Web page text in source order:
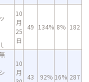
10
月
25
日
49 134% 8% 182
10
月
43 92% 16% 287